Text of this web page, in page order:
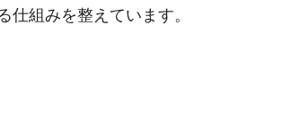
組みを整えています。